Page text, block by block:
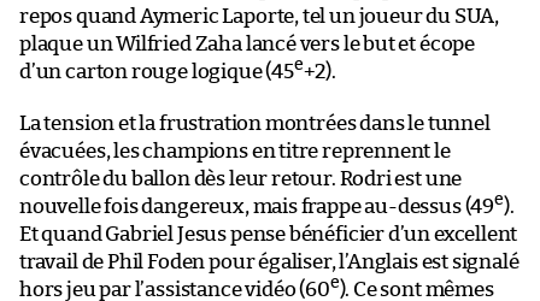
repos quand Aymeric Laporte, tel un joueur du SUA,
plaque un Wilfried Zaha lancé vers le but et écope
d’un carton rouge logique (45e+2).
La tension et la frustration montrées dans le tunnel
évacuées, les champions en titre reprennent le
contrôle du ballon dès leur retour. Rodri est une
nouvelle fois dangereux, mais frappe au-dessus (49e).
Et quand Gabriel Jesus pense bénéficier d’un excellent
travail de Phil Foden pour égaliser, l’Anglais est signalé
hors jeu par l’assistance vidéo (60e). Ce sont mêmes